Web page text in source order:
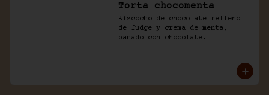
Torta chocomenta
Bizcocho de chocolate relleno
de fudge y crema de menta,
bañado con chocolate.